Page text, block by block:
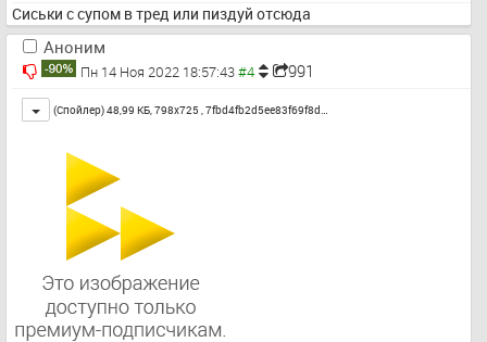
Сиськи с супом в тред или пиздуй отсюда
Аноним
Пн 14 Ноя 2022 18:57:43 991
Toggle
(Спойлер) 48,99 КБ, 798x725 ,7fbd4fb2d5ee83f69f8d…